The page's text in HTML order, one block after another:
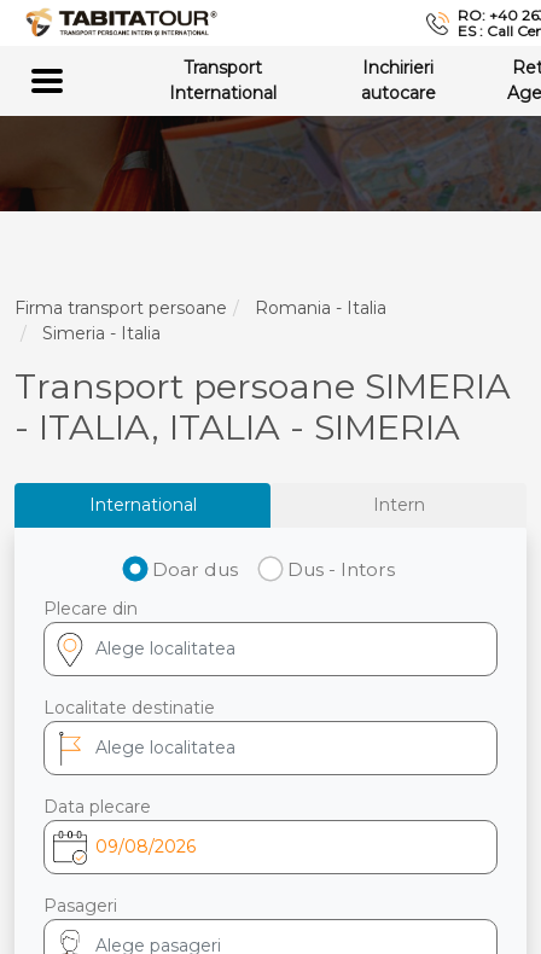
RO: +40
ES : Call
Transport
International
Inchirieri
autocare
Firma transport persoane
Romania - Italia
Simeria - Italia
Transport persoane SIMERIA
- ITALIA, ITALIA - SIMERIA
International Intern
Doar dus Dus - Intors
Plecare din
Localitate destinatie
Data plecare
Pasageri